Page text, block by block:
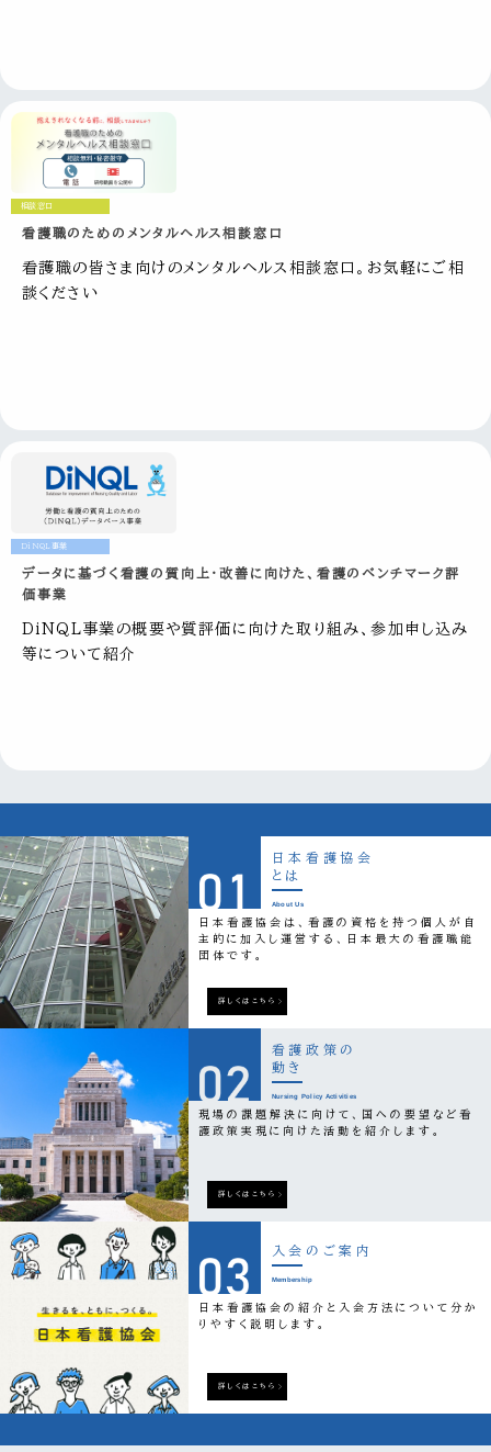
相談窓口
看護職のためのメンタルヘルス相談窓口
看護職の皆さま向けのメンタルヘルス相談窓口。お気軽にご相
談ください
DiNQL事業
データに基づく看護の質向上・改善に向けた、看護のベンチマーク評
価事業
DiNQL事業の概要や質評価に向けた取り組み、参加申し込み
等について紹介
日本看護協会
とは
About Us
日本看護協会は、看護の資格を持つ個人が自
主的に加入し運営する、日本最大の看護職能
団体です。
詳しくはこちら
看護政策の
動き
Nursing Policy Activities
現場の課題解決に向けて、国への要望など看
護政策実現に向けた活動を紹介します。
詳しくはこちら
入会の ご案内
Membership
日本看護協会の紹介と入会方法について分か
りやすく説明します。
詳しくはこちら